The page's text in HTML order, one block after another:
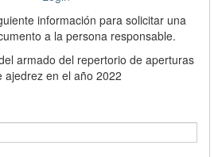
información para solicitar una
a la persona responsable.
armado del repertorio de aperturas
ajedrez en el año 2022